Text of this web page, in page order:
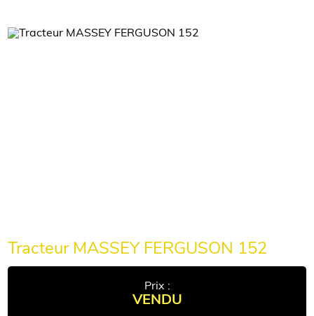
Tracteur MASSEY FERGUSON 152
Prix :
VENDU